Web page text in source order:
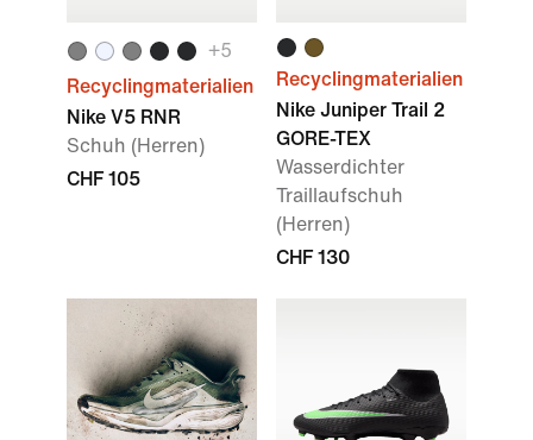
+5
Recyclingmaterialien
Nike V5 RNR
Schuh (Herren)
CHF 105
Recyclingmaterialien
Nike Juniper Trail 2
GORE-TEX
Wasserdichter
Traillaufschuh
(Herren)
CHF 130